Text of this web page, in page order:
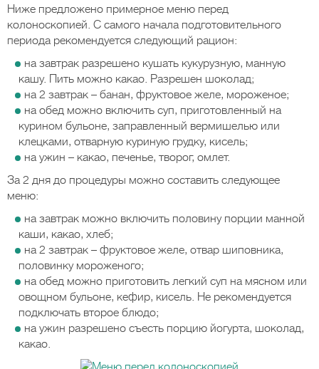
Ниже предложено примерное меню перед
колоноскопией. С самого начала подготовительного
периода рекомендуется следующий рацион:
на завтрак разрешено кушать кукурузную, манную
кашу. Пить можно какао. Разрешен шоколад;
на 2 завтрак – банан, фруктовое желе, мороженое;
на обед можно включить суп, приготовленный на
курином бульоне, заправленный вермишелью или
клецками, отварную куриную грудку, кисель;
на ужин – какао, печенье, творог, омлет.
За 2 дня до процедуры можно составить следующее
меню:
на завтрак можно включить половину порции манной
каши, какао, хлеб;
на 2 завтрак – фруктовое желе, отвар шиповника,
половинку мороженого;
на обед можно приготовить легкий суп на мясном или
овощном бульоне, кефир, кисель. Не рекомендуется
подключать второе блюдо;
на ужин разрешено съесть порцию йогурта, шоколад,
какао.